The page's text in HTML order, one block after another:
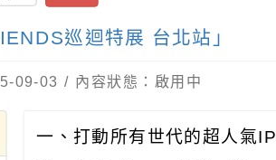
巡迴特展 台北站」
09-03 / 內容狀態：啟用中
一、打動所有世代的超人氣IP